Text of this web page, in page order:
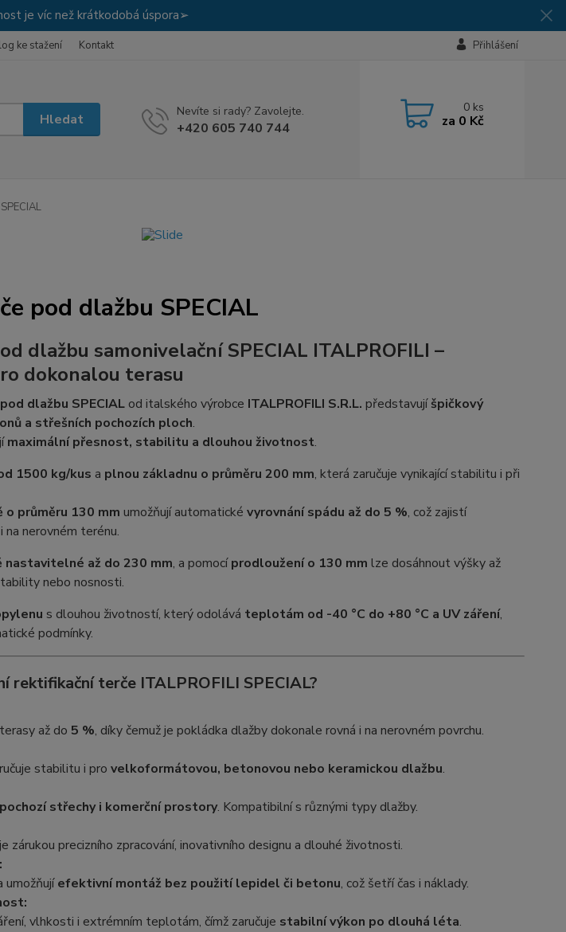
je víc než krátkodobá úspora➢
ke stažení Kontakt Přihlášení
Hledat Nevíte si rady? Zavolejte.
+420 605 740 744
0 ks
za 0 Kč
pod dlažbu SPECIAL
dlažbu samonivelační SPECIAL ITALPROFILI –
dokonalou terasu
dlažbu SPECIALod italského výrobce ITALPROFILI S.R.L. představujíšpičkový
a střešních pochozích ploch.
maximální přesnost, stabilitu a dlouhou životnost.
1500 kg/kus a plnou základnu o průměru 200 mm, která zaručuje vynikající stabilitu i při
o průměru 130 mm umožňují automatické vyrovnání spádu až do 5 %, což zajistí
i na nerovném terénu.
nastavitelné až do 230 mm, a pomocíprodloužení o 130 mm lze dosáhnout výšky až
nebo nosnosti.
s dlouhou životností, který odolává teplotám od -40 °C do +80 °C a UV záření,
podmínky.
rektifikační terče ITALPROFILI SPECIAL?
až do 5 %, díky čemuž je pokládka dlažby dokonale rovná i na nerovném povrchu.
stabilitu i pro velkoformátovou, betonovou nebo keramickou dlažbu.
střechy i komerční prostory. Kompatibilní s různými typy dlažby.
je zárukou precizního zpracování, inovativního designu a dlouhé životnosti.
umožňujíefektivní montáž bez použití lepidel či betonu, což šetří čas i náklady.
vlhkosti i extrémním teplotám, čímž zaručuje stabilní výkon po dlouhá léta.